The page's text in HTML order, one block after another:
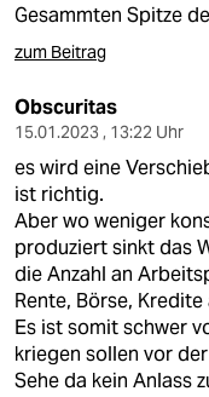
Gesammten Spitze
zum Beitrag
Obscuritas
15.01.2023 , 13:22 Uhr
es wird eine
ist richtig.
Aber wo weniger
produziert sinkt das
die Anzahl an
Rente, Börse,
Es ist somit schwer
kriegen sollen vor
Sehe da kein Anlass